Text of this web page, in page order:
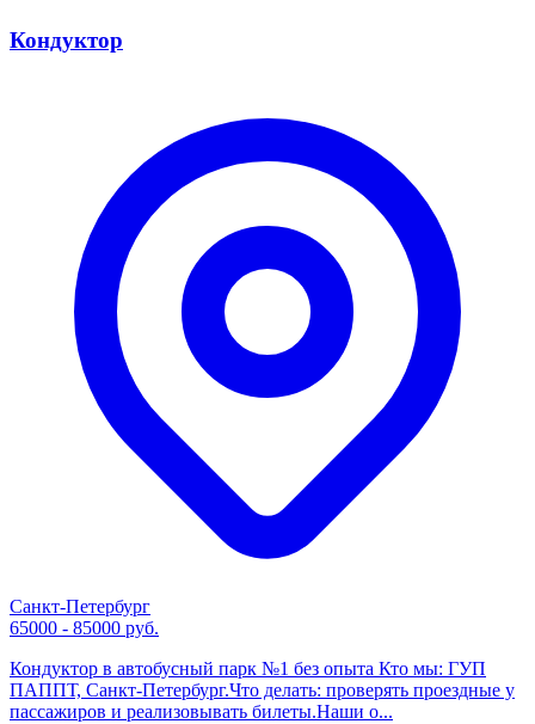
Кондуктор
Санкт-Петербург
65000 - 85000 руб.
Кондуктор в автобусный парк №1 без опыта Кто мы: ГУП
ПАППТ, Санкт-Петербург.Что делать: проверять проездные у
пассажиров и реализовывать билеты.Наши о...